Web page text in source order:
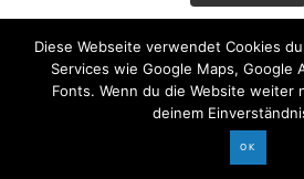
©2026 COPYRIGHT DAVID
Impressum
Diese Webseite verwendet Cookies
Services wie Google Maps, Google
Fonts. Wenn du die Website weiter
deinem
OK